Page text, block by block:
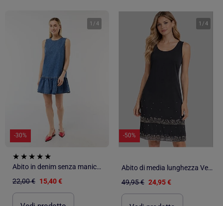
1 /4
-30%
Abito in denim senza maniche con fondo a balza
22,00 € 15,40 €
1 /4
-50%
Abito di media lunghezza Vero Moda
49,95 € 24,95 €